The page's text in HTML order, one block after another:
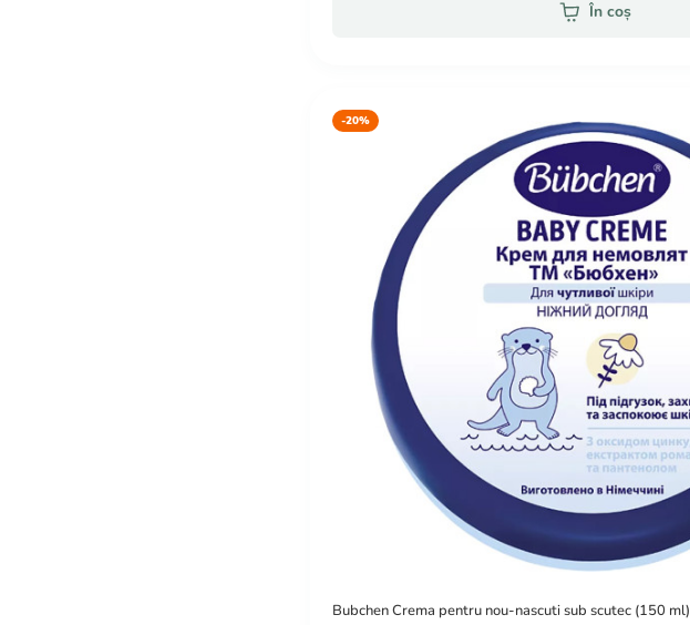
În coș
-20%
Bubchen Crema pentru nou-nascuti sub scutec (150 ml)